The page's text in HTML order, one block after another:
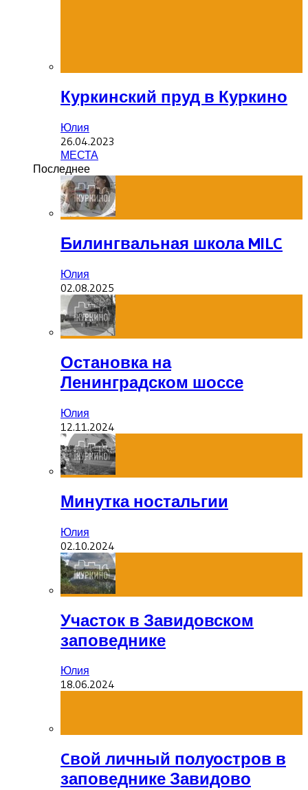
Куркинский пруд в Куркино
Юлия
26.04.2023
МЕСТА
Последнее
Билингвальная школа MILC
Юлия
02.08.2025
Остановка на
Ленинградском шоссе
Юлия
12.11.2024
Минутка ностальгии
Юлия
02.10.2024
Участок в Завидовском
заповеднике
Юлия
18.06.2024
Cвой личный полуостров в
заповеднике Завидово